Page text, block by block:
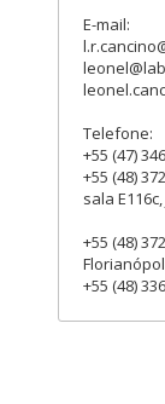
E-mail:
Telefone:
+55 (47)
+55 (48)
sala
+55 (48)
+55 (48)